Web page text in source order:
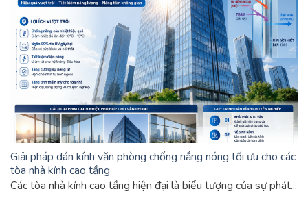
Giải pháp dán kính văn phòng chống nắng nóng tối ưu cho các
tòa nhà kính cao tầng
Các tòa nhà kính cao tầng hiện đại là biểu tượng của sự phát...